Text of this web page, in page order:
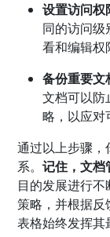
设置访问权
同的访问级
看和编辑权
备份重要文
文档可以防
略，以应对
通过以上步骤
系。记住，文档
目的发展进行
策略，并根据
表格始终发挥其